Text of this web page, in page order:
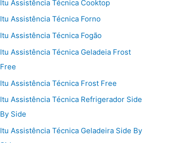
Itu Assistência Técnica Cooktop
Itu Assistência Técnica Forno
Itu Assistência Técnica Fogão
Itu Assistência Técnica Geladeia Frost
Free
Itu Assistência Técnica Frost Free
Itu Assistência Técnica Refrigerador Side
By Side
Itu Assistência Técnica Geladeira Side By